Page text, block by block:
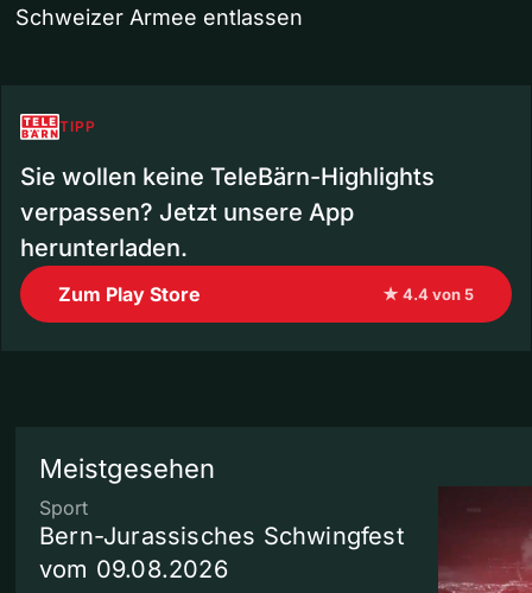
Schweizer Armee entlassen
TIPP
Sie wollen keine TeleBärn-Highlights
verpassen? Jetzt unsere App
herunterladen.
Zum Play Store ★ 4.4 von 5
Meistgesehen
Sport
Bern-Jurassisches Schwingfest
vom 09.08.2026